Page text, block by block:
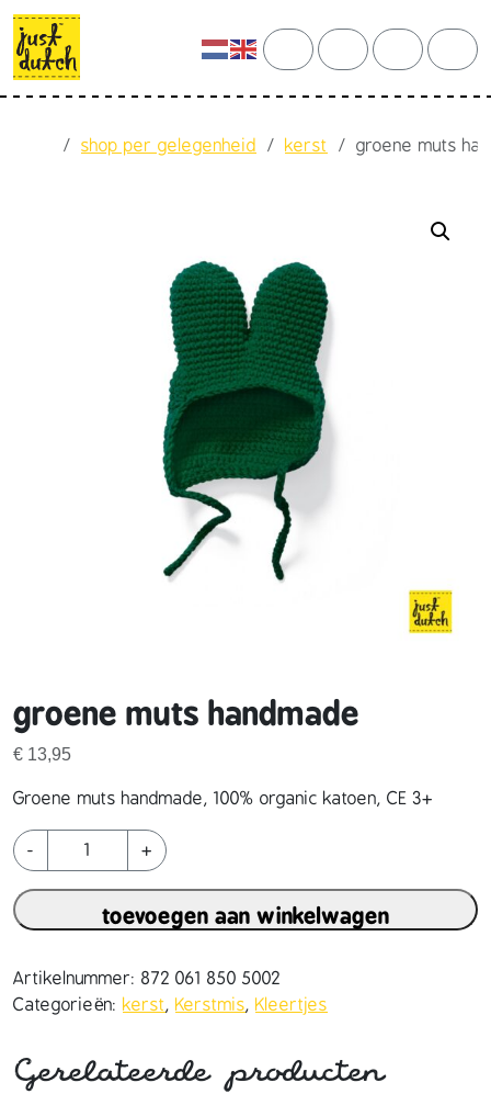
Skip to content
Skip to footer
searchaccountcart
Homeshop per gelegenheid kerst groene muts
groene muts handmade
€ 13,95
Groene muts handmade, 100% organic katoen, CE 3+
-
g
r
o
e
e
m
s
+
toevoegen aan winkelwagen
Artikelnummer: 872 061 850 5002
Categorieën: kerst, Kerstmis, Kleertjes
Gerelateerde producten